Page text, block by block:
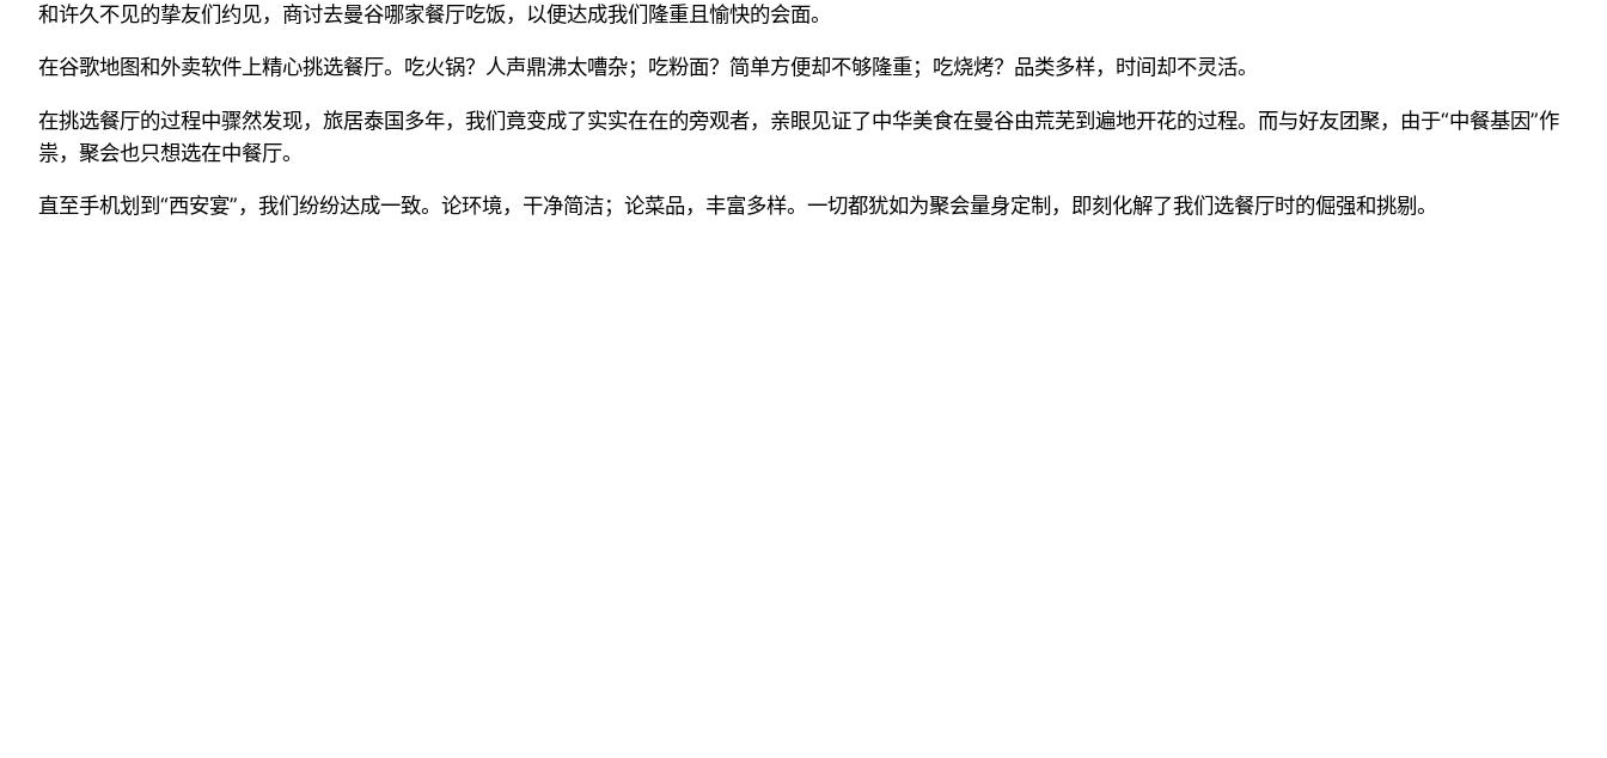
和许久不见的挚友们约见，商讨去曼谷哪家餐厅吃饭，以便达成我们隆重且愉快的会面。
在谷歌地图和外卖软件上精心挑选餐厅。吃火锅？人声鼎沸太嘈杂；吃粉面？简单方便却不够隆重；吃烧烤？品类多样，时间却不灵活。
在挑选餐厅的过程中骤然发现，旅居泰国多年，我们竟变成了实实在在的旁观者，亲眼见证了中华美食在曼谷由荒芜到遍地开花的过程。而与好友团聚，由于“中餐基因”作
祟，聚会也只想选在中餐厅。
直至手机划到“西安宴”，我们纷纷达成一致。论环境，干净简洁；论菜品，丰富多样。一切都犹如为聚会量身定制，即刻化解了我们选餐厅时的倔强和挑剔。